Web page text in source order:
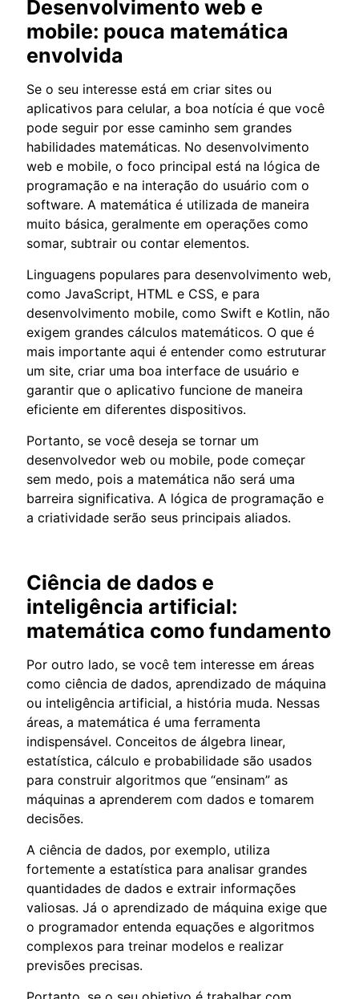
Desenvolvimento web e
mobile: pouca matemática
envolvida
Se o seu interesse está em criar sites ou
aplicativos para celular, a boa notícia é que você
pode seguir por esse caminho sem grandes
habilidades matemáticas. No desenvolvimento
web e mobile, o foco principal está na lógica de
programação e na interação do usuário com o
software. A matemática é utilizada de maneira
muito básica, geralmente em operações como
somar, subtrair ou contar elementos.
Linguagens populares para desenvolvimento web,
como JavaScript, HTML e CSS, e para
desenvolvimento mobile, como Swift e Kotlin, não
exigem grandes cálculos matemáticos. O que é
mais importante aqui é entender como estruturar
um site, criar uma boa interface de usuário e
garantir que o aplicativo funcione de maneira
eficiente em diferentes dispositivos.
Portanto, se você deseja se tornar um
desenvolvedor web ou mobile, pode começar
sem medo, pois a matemática não será uma
barreira significativa. A lógica de programação e
a criatividade serão seus principais aliados.
Ciência de dados e
inteligência artificial:
matemática como fundamento
Por outro lado, se você tem interesse em áreas
como ciência de dados, aprendizado de máquina
ou inteligência artificial, a história muda. Nessas
áreas, a matemática é uma ferramenta
indispensável. Conceitos de álgebra linear,
estatística, cálculo e probabilidade são usados
para construir algoritmos que “ensinam” as
máquinas a aprenderem com dados e tomarem
decisões.
A ciência de dados, por exemplo, utiliza
fortemente a estatística para analisar grandes
quantidades de dados e extrair informações
valiosas. Já o aprendizado de máquina exige que
o programador entenda equações e algoritmos
complexos para treinar modelos e realizar
previsões precisas.